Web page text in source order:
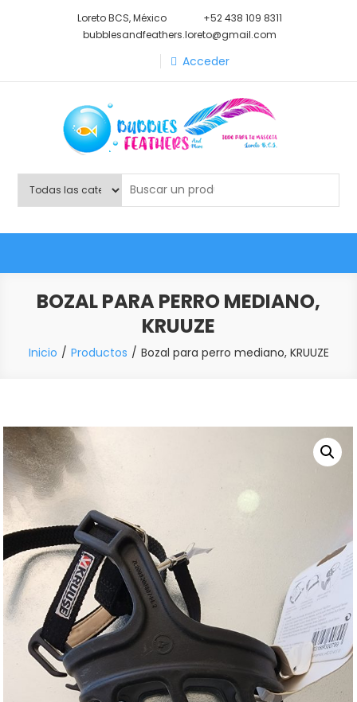
Loreto BCS, México
+52 438 109 8311
bubblesandfeathers.loreto@gmail.com
Acceder
Shop Bubbles Feathers And
More
BOZAL PARA PERRO MEDIANO,
KRUUZE
Inicio Productos Bozal para perro mediano, KRUUZE